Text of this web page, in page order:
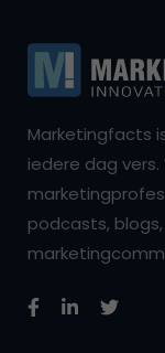
Marketingfacts
iedere dag
podcasts,